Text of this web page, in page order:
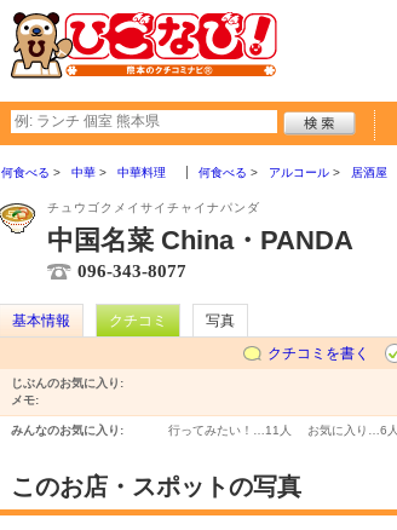
何食べる 中華 中華料理 何食べる アルコール 居酒屋
チュウゴクメイサイチャイナパンダ
中国名菜 China・PANDA
096-343-8077
基本情報 クチコミ
写真
クチコミを書く
じぶんのお気に入り:
メモ:
みんなのお気に入り: 行ってみたい！… 11人 お気に入り… 6人
このお店・スポットの写真